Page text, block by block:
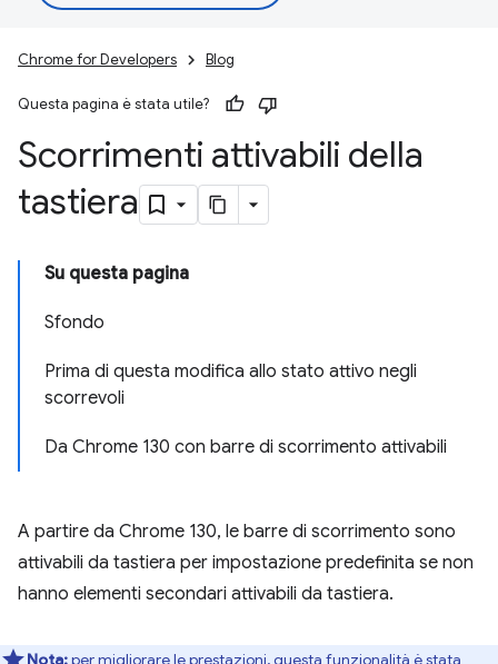
Chrome for Developers Blog
Questa pagina è stata utile?
Scorrimenti attivabili della
tastiera
Su questa pagina
Sfondo
Prima di questa modifica allo stato attivo negli
scorrevoli
Da Chrome 130 con barre di scorrimento attivabili
A partire da Chrome 130, le barre di scorrimento sono
attivabili da tastiera per impostazione predefinita se non
hanno elementi secondari attivabili da tastiera.
Nota:per migliorare le prestazioni, questa funzionalità è stata